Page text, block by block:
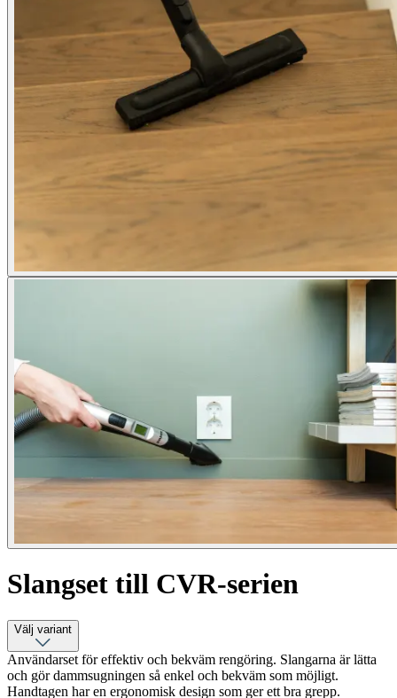
Slangset till CVR-serien
Välj variant
Användarset för effektiv och bekväm rengöring. Slangarna är lätta
och gör dammsugningen så enkel och bekväm som möjligt.
Handtagen har en ergonomisk design som ger ett bra grepp.